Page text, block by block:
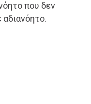
που δεν
αδιανόητο.